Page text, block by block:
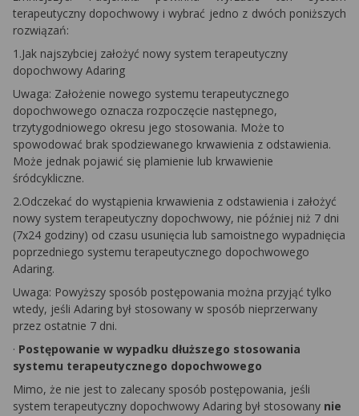
terapeutyczny dopochwowy i wybrać jedno z dwóch poniższych
rozwiązań:
1.Jak najszybciej założyć nowy system terapeutyczny
dopochwowy Adaring
Uwaga: Założenie nowego systemu terapeutycznego
dopochwowego oznacza rozpoczęcie następnego,
trzytygodniowego okresu jego stosowania. Może to
spowodować brak spodziewanego krwawienia z odstawienia.
Może jednak pojawić się plamienie lub krwawienie
śródcykliczne.
2.Odczekać do wystąpienia krwawienia z odstawienia i założyć
nowy system terapeutyczny dopochwowy, nie później niż 7 dni
(7x24 godziny) od czasu usunięcia lub samoistnego wypadnięcia
poprzedniego systemu terapeutycznego dopochwowego
Adaring.
Uwaga: Powyższy sposób postępowania można przyjąć tylko
wtedy, jeśli Adaring był stosowany w sposób nieprzerwany
przez ostatnie 7 dni.
· Postępowanie w wypadku dłuższego stosowania
systemu terapeutycznego dopochwowego
Mimo, że nie jest to zalecany sposób postępowania, jeśli
system terapeutyczny dopochwowy Adaring był stosowany nie